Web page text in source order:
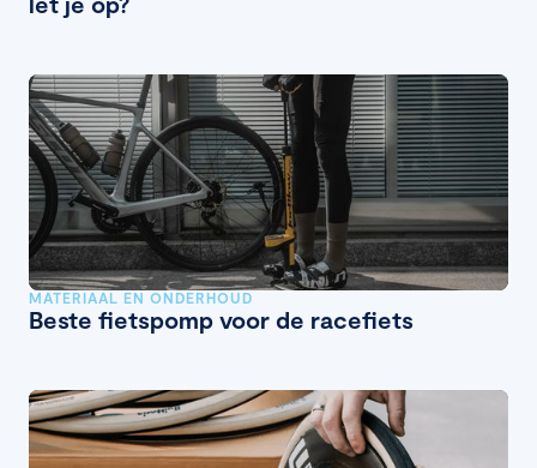
MATERIAAL EN ONDERHOUD
Beste fietspomp voor de racefiets